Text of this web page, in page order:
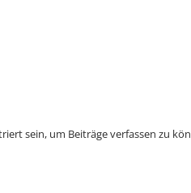
sein, um Beiträge verfassen zu